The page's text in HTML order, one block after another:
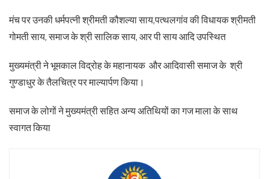
मंच पर उनकी धर्मपत्नी श्रीमती कौशल्या साय,पत्थलगांव की विधायक श्रीमती
गोमती साय, समाज के श्री सालिक साय, आर पी साय आदि उपस्थित
मुख्यमंत्री ने भूमकाल विद्रोह के महानायक और आदिवासी समाज के श्री
गुण्डाधुर के तैलचित्र पर माल्यार्पण किया।
समाज के लोगों ने मुख्यमंत्री सहित अन्य अतिथियों का गज माला के साथ
स्वागत किया